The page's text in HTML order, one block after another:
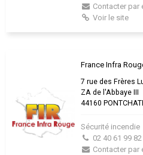
Contacter par
Voir le site
France Infra
7 rue des Frères
ZA de l'Abbaye III
44160
Sécurité incendie
02 40 61 99 82
Contacter par